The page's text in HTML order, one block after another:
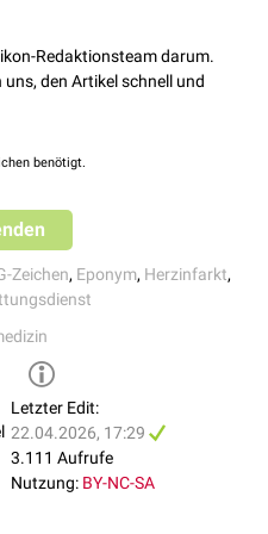
of Aslanger pattern
myocardial infarction with a
report
Redaktionsteam darum.
den Artikel schnell und
benötigt.
Zeichen, Eponym, Herzinfarkt,
Letzter Edit:
22.04.2026, 17:29
3.111 Aufrufe
Nutzung: BY-NC-SA